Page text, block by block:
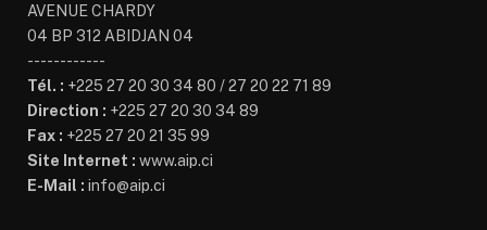
AVENUE CHARDY
04 BP 312 ABIDJAN 04
------------
Tél. : +225 27 20 30 34 80 / 27 20 22 71 89
Direction : +225 27 20 30 34 89
Fax : +225 27 20 21 35 99
Site Internet : www.aip.ci
E-Mail : info@aip.ci